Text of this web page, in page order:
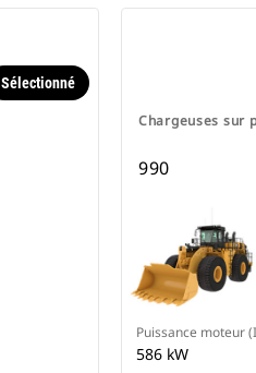
Sélectionné
Chargeuses sur
990
Puissance moteur
586 kW